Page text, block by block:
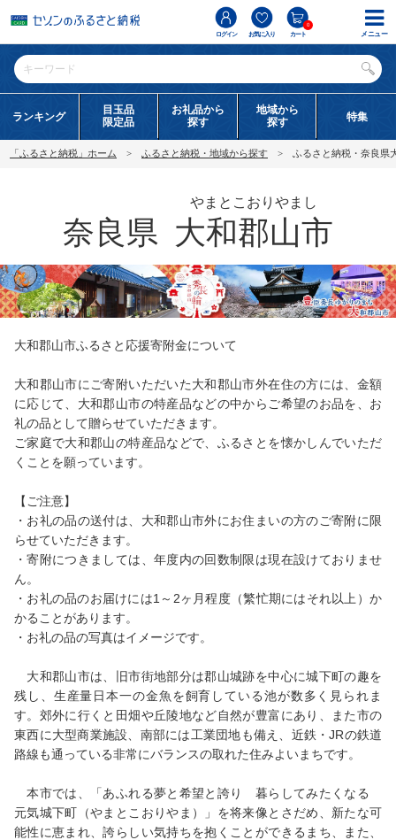
ログイン お気に入り カート
0
ランキング
目玉品
限定品
お礼品から
探す
地域から
探す
特集
「ふるさと納税」ホーム ふるさと納税・地域から探す ふるさと納税・奈良県
奈良県 大和郡山市
やまとこおりやまし
大和郡山市ふるさと応援寄附金について
大和郡山市にご寄附いただいた大和郡山市外在住の方には、金額
に応じて、大和郡山市の特産品などの中からご希望のお品を、お
礼の品として贈らせていただきます。
ご家庭で大和郡山の特産品などで、ふるさとを懐かしんでいただ
くことを願っています。
【ご注意】
・お礼の品の送付は、大和郡山市外にお住まいの方のご寄附に限
らせていただきます。
・寄附につきましては、年度内の回数制限は現在設けておりませ
ん。
・お礼の品のお届けには1～2ヶ月程度（繁忙期にはそれ以上）か
かることがあります。
・お礼の品の写真はイメージです。
大和郡山市は、旧市街地部分は郡山城跡を中心に城下町の趣を
残し、生産量日本一の金魚を飼育している池が数多く見られま
す。郊外に行くと田畑や丘陵地など自然が豊富にあり、また市の
東西に大型商業施設、南部には工業団地も備え、近鉄・JRの鉄道
路線も通っている非常にバランスの取れた住みよいまちです。
本市では、「あふれる夢と希望と誇り 暮らしてみたくなる
元気城下町（やまとこおりやま）」を将来像とさだめ、新たな可
能性に恵まれ、誇らしい気持ちを抱くことができるまち、また、
メニュー